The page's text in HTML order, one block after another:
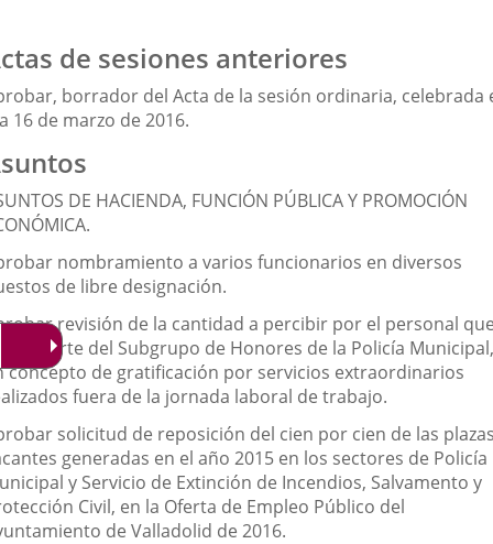
de sesiones anteriores
borrador del Acta de la sesión ordinaria, celebrada
16 de marzo de 2016.
DE HACIENDA, FUNCIÓN PÚBLICA Y PROMOCIÓN
nombramiento a varios funcionarios en diversos
de libre designación.
revisión de la cantidad a percibir por el personal
parte del Subgrupo de Honores de la Policía Municipal,
concepto de gratificación por servicios extraordinarios
fuera de la jornada laboral de trabajo.
solicitud de reposición del cien por cien de las
generadas en el año 2015 en los sectores de Policía
y Servicio de Extinción de Incendios, Salvamento y
Civil, en la Oferta de Empleo Público del
de Valladolid de 2016.